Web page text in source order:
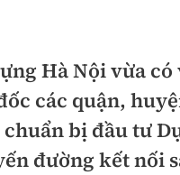
đường
hành
trúc
Hà Nội vừa
các quận,
bị đầu tư
đường kết nối